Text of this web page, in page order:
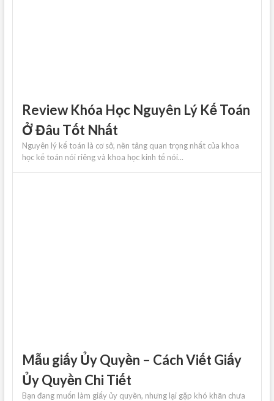
Review Khóa Học Nguyên Lý Kế Toán
Ở Đâu Tốt Nhất
Nguyên lý kế toán là cơ sở, nền tảng quan trọng nhất của khoa
học kế toán nói riêng và khoa học kinh tế nói...
Mẫu giấy Ủy Quyền – Cách Viết Giấy
Ủy Quyền Chi Tiết
Bạn đang muốn làm giấy ủy quyền, nhưng lại gặp khó khăn chưa